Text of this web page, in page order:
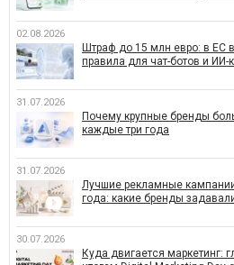
02.08.2026
Штраф до 15 млн евро: в ЕС
правила для чат-ботов и ИИ-
31.07.2026
Почему крупные бренды
каждые три года
31.07.2026
Лучшие рекламные
года: какие бренды
30.07.2026
Куда двигается маркетинг: